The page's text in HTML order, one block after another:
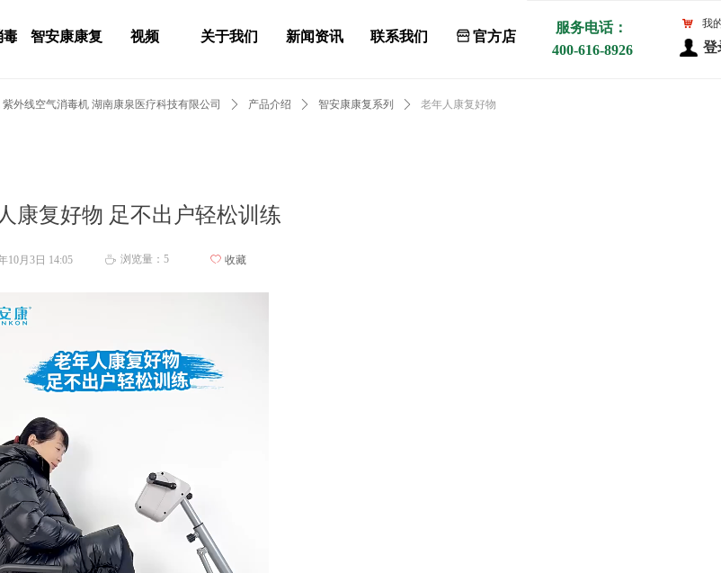
毒 智安康康复 视频 关于我们 新闻资讯 联系我们 ꀰ 官方店
登
服务电话：
400-616-8926
낙 我
康复好物 足不出户轻松训练
外线空气消毒机 湖南康泉医疗科技有限公司 ꄲ 产品介绍 ꄲ 智安康康复系列 ꄲ 老年人康复好物
10月3日 14:05 ꄘ 浏览量： 5 ꄀ 收藏